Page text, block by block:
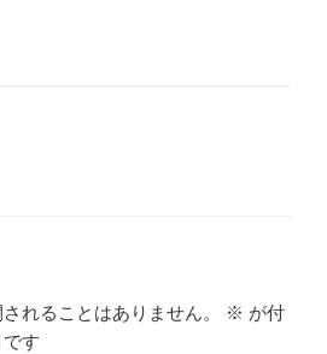
れることはありません。 ※ が付
す